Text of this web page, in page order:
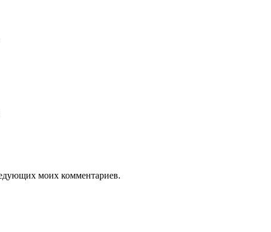
моих комментариев.